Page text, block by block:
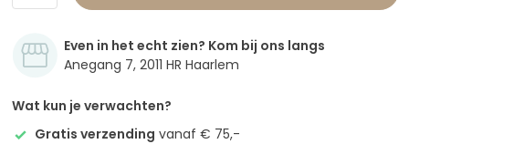
Even in het echt zien? Kom bij ons langs
Anegang 7, 2011 HR Haarlem
Wat kun je verwachten?
Gratis verzending vanaf € 75,-